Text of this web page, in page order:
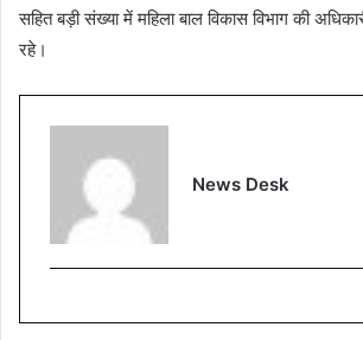
सहित बड़ी संख्या में महिला बाल विकास विभाग की
रहे।
News Desk